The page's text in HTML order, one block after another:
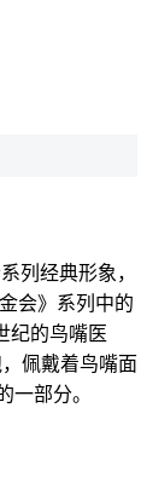
列经典形象，
会》系列中的
纪的鸟嘴医
佩戴着鸟嘴面
一部分。